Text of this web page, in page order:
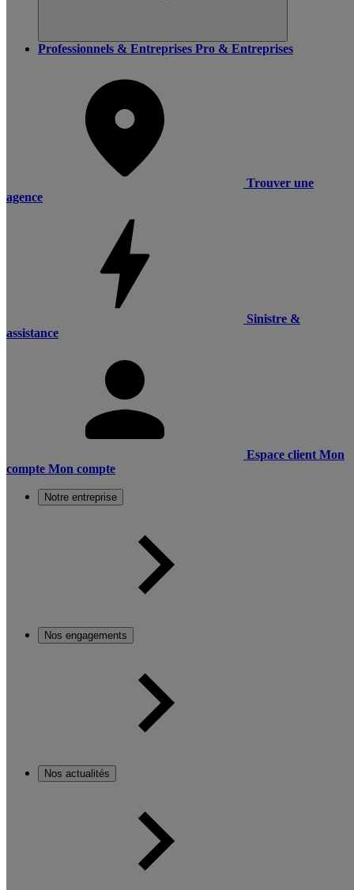
Professionnels & Entreprises Pro & Entreprises
Trouver une
agence
Sinistre &
assistance
Espace client Mon
compte Mon compte
Notre entreprise
Nos engagements
Nos actualités